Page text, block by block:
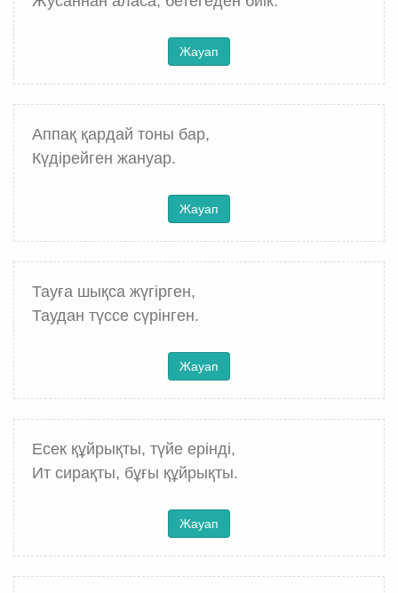
Жауап
Аппақ қардай тоны бар,
Күдірейген жануар.
Жауап
Тауға шықса жүгірген,
Таудан түссе сүрінген.
Жауап
Есек құйрықты, түйе ерінді,
Ит сирақты, бұғы құйрықты.
Жауап